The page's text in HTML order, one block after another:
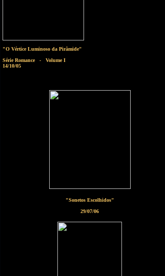
"O Vértice Luminoso da Pirâmide"
Série Romance - Volume I
14/10/05
"Sonetos Escolhidos"
29/07/06